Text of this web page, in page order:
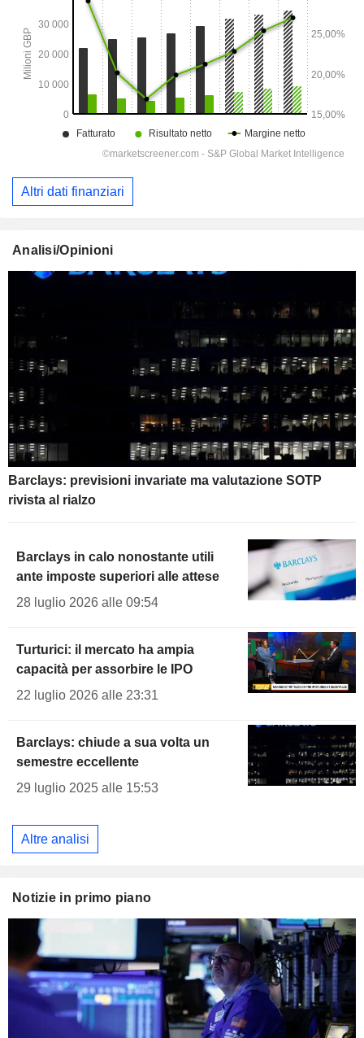
Altri dati finanziari
Analisi/Opinioni
Barclays: previsioni invariate ma valutazione SOTP
rivista al rialzo
Barclays in calo nonostante utili
ante imposte superiori alle attese
28 luglio 2026 alle 09:54
Turturici: il mercato ha ampia
capacità per assorbire le IPO
22 luglio 2026 alle 23:31
Barclays: chiude a sua volta un
semestre eccellente
29 luglio 2025 alle 15:53
Altre analisi
Notizie in primo piano